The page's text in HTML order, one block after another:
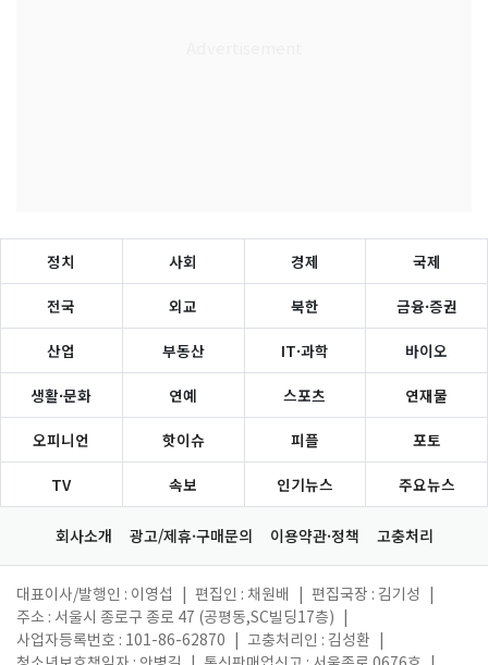
정치 사회 경제 국제
전국 외교 북한 금융·증권
산업 부동산 IT·과학 바이오
생활·문화 연예 스포츠 연재물
오피니언 핫이슈 피플 포토
TV 속보 인기뉴스 주요뉴스
회사소개 광고/제휴·구매문의 이용약관·정책 고충처리
대표이사/발행인 : 이영섭 편집인 : 채원배 편집국장 : 김기성
주소 : 서울시 종로구 종로 47 (공평동,SC빌딩17층)
사업자등록번호 : 101-86-62870
고충처리인 : 김성환